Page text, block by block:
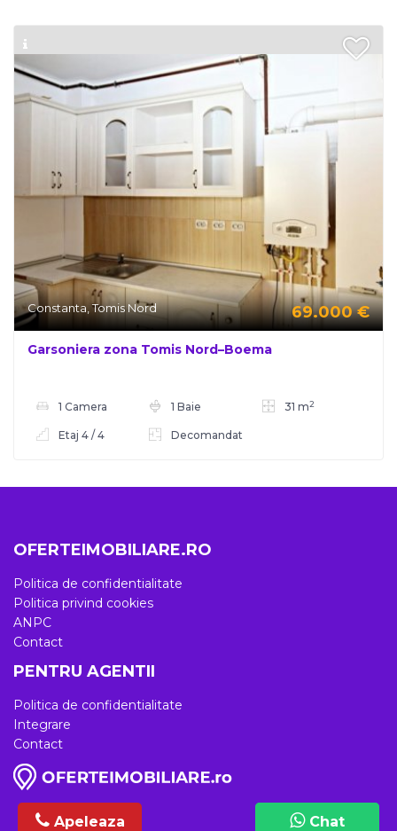
Constanta, Tomis Nord 69.000€
Garsoniera zona Tomis Nord–Boema
1 Camera 1 Baie 31 m2
Etaj 4 / 4 Decomandat
Apeleaza Chat
Chat
OFERTEIMOBILIARE.RO
Politica de confidentialitate
Politica privind cookies
ANPC
Contact
PENTRU AGENTII
Politica de confidentialitate
Integrare
Contact